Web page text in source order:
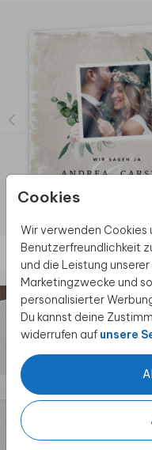
Cookies
Wir verwenden Cookies
Benutzerfreundlichkeit
und die Leistung
Marketingzwecke und
personalisierter
Du kannst deine
widerrufen auf unsere
Diese Produkte